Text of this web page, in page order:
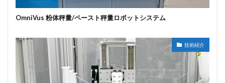
OmniVus 粉体秤量/ペースト秤量ロボットシステム
技術紹介